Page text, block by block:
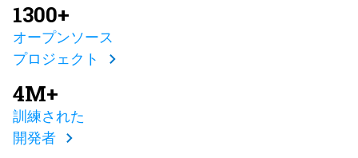
1300+
オープンソース
プロジェクト
4M+
訓練された
開発者